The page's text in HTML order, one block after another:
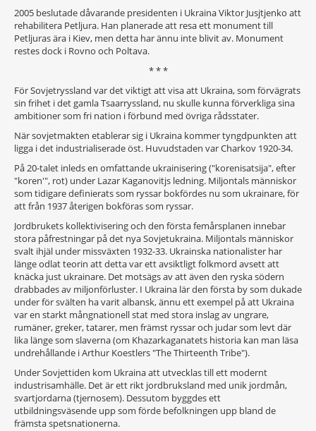
2005 beslutade dåvarande presidenten i Ukraina Viktor Jusjtjenko att
rehabilitera Petljura. Han planerade att resa ett monument till
Petljuras ära i Kiev, men detta har ännu inte blivit av. Monument
restes dock i Rovno och Poltava.
* * *
För Sovjetryssland var det viktigt att visa att Ukraina, som förvägrats
sin frihet i det gamla Tsaarryssland, nu skulle kunna förverkliga sina
ambitioner som fri nation i förbund med övriga rådsstater.
När sovjetmakten etablerar sig i Ukraina kommer tyngdpunkten att
ligga i det industrialiserade öst. Huvudstaden var Charkov 1920-34.
På 20-talet inleds en omfattande ukrainisering ("korenisatsija", efter
"koren'", rot) under Lazar Kaganovitjs ledning. Miljontals människor
som tidigare definierats som ryssar bokfördes nu som ukrainare, för
att från 1937 återigen bokföras som ryssar.
Jordbrukets kollektivisering och den första femårsplanen innebar
stora påfrestningar på det nya Sovjetukraina. Miljontals människor
svalt ihjäl under missväxten 1932-33. Ukrainska nationalister har
länge odlat teorin att detta var ett avsiktligt folkmord avsett att
knäcka just ukrainare. Det motsägs av att även den ryska södern
drabbades av miljonförluster. I Ukraina lär den första by som dukade
under för svälten ha varit albansk, ännu ett exempel på att Ukraina
var en starkt mångnationell stat med stora inslag av ungrare,
rumäner, greker, tatarer, men främst ryssar och judar som levt där
lika länge som slaverna (om Khazarkaganatets historia kan man läsa
undrehållande i Arthur Koestlers "The Thirteenth Tribe").
Under Sovjettiden kom Ukraina att utvecklas till ett modernt
industrisamhälle. Det är ett rikt jordbruksland med unik jordmån,
svartjordarna (tjernosem). Dessutom byggdes ett
utbildningsväsende upp som förde befolkningen upp bland de
främsta spetsnationerna.